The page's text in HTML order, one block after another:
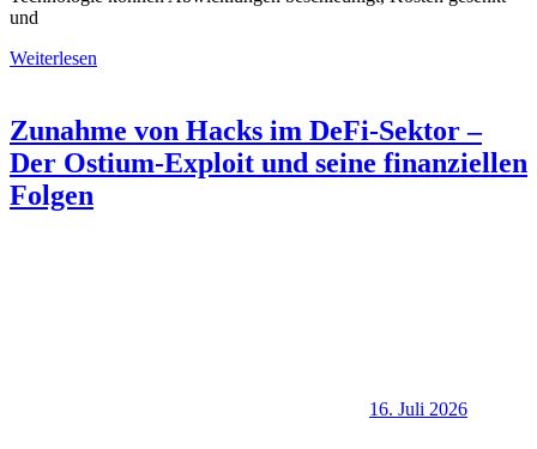
und
Weiterlesen
Zunahme von Hacks im DeFi-Sektor –
Der Ostium-Exploit und seine finanziellen
Folgen
16. Juli 2026